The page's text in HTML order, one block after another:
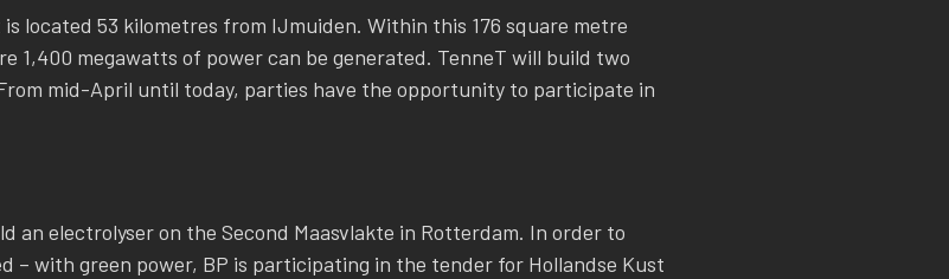
located 53 kilometres from IJmuiden. Within this 176 square metre
1,400 megawatts of power can be generated. TenneT will build two
mid-April until today, parties have the opportunity to participate in
an electrolyser on the Second Maasvlakte in Rotterdam. In order to
– with green power, BP is participating in the tender for Hollandse Kust